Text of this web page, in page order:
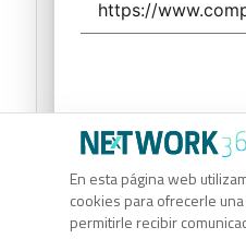
En esta página web
cookies para ofrecerle
permitirle recibir
Código
Para copiar el enlace